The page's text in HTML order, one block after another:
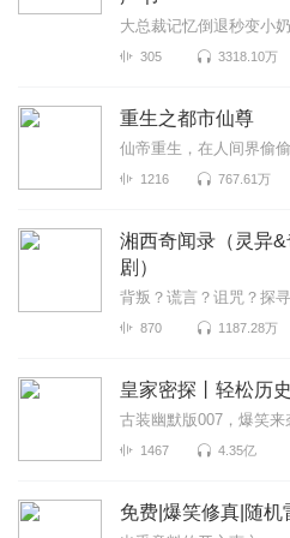
大总裁记忆倒退秒变小
305 3318.10万
重生之都市仙尊
仙帝重生，在人间界偷
1216 767.61万
湘西奇闻录（灵异
剧）
背叛？谎言？诅咒？探
870 1187.28万
皇家密探丨轻松历
古装幽默版007，爆笑来
1467 4.35亿
免费|爆笑修真|随机